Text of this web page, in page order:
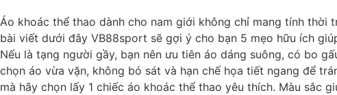
Áo khoác thể thao dành cho nam giới không chỉ mang tính
bài viết dưới đây VB88sport sẽ gợi ý cho bạn 5 mẹo hữu ích
Nếu là tạng người gầy, bạn nên ưu tiên áo dáng suông, có bo
chọn áo vừa vặn, không bó sát và hạn chế họa tiết ngang để
mà hãy chọn lấy 1 chiếc áo khoác thể thao yêu thích. Màu sắc